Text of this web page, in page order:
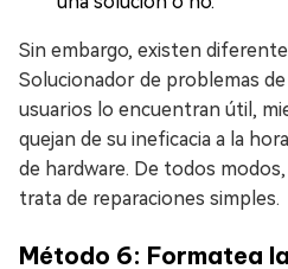
Sin embargo, existen
Solucionador de problemas
usuarios lo encuentran útil,
quejan de su ineficacia a la
de hardware. De todos
trata de reparaciones simples.
Método 6: Formatea